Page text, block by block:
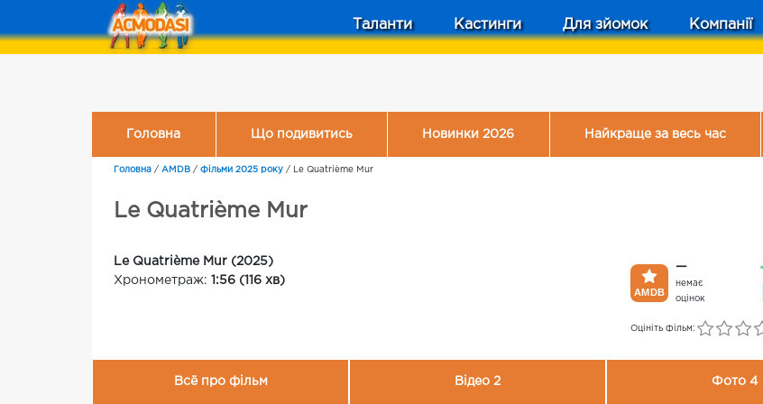
Таланти Кастинги Для зйомок Компанії
Головна Що подивитись Новинки 2026 Найкраще за весь час
Головна / AMDB / Фільми 2025 року / Le Quatrième Mur
Le Quatrième Mur
Le Quatrième Mur (2025)
Хронометраж: 1:56 (116 хв)
—
немає
оцінок
Оцініть фільм:
Всё про фільм Відео 2 Фото 4